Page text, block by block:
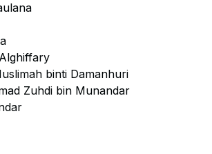
binti Damanhuri
Zuhdi bin Munandar